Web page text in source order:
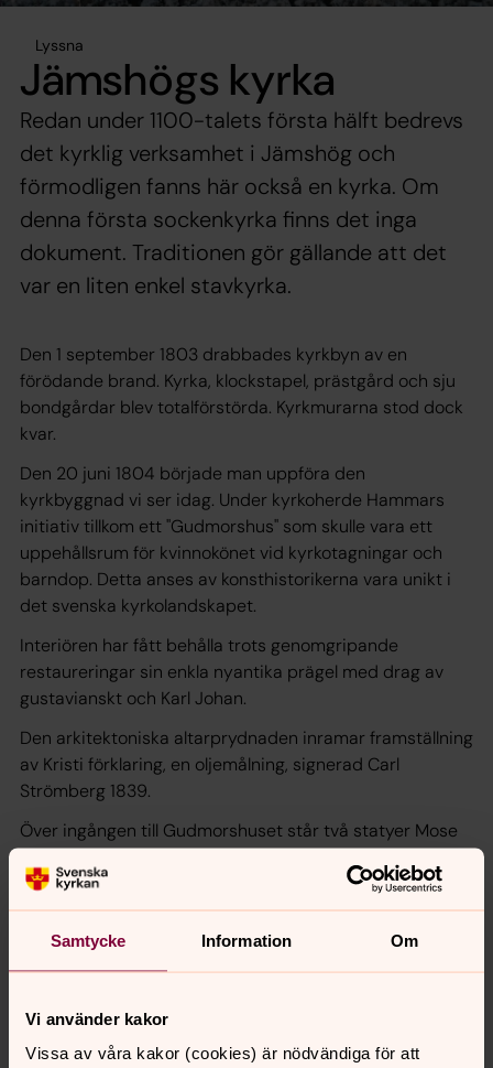
Samtycke Information Om
Vi använder kakor
Vissa av våra kakor (cookies) är nödvändiga för att
Lyssna
Jämshögs kyrka
Redan under 1100-talets första hälft bedrevs
det kyrklig verksamhet i Jämshög och
förmodligen fanns här också en kyrka. Om
denna första sockenkyrka finns det inga
dokument. Traditionen gör gällande att det
var en liten enkel stavkyrka.
Den 1 september 1803 drabbades kyrkbyn av en
förödande brand. Kyrka, klockstapel, prästgård och sju
bondgårdar blev totalförstörda. Kyrkmurarna stod dock
kvar.
Den 20 juni 1804 började man uppföra den
kyrkbyggnad vi ser idag. Under kyrkoherde Hammars
initiativ tillkom ett "Gudmorshus" som skulle vara ett
uppehållsrum för kvinnokönet vid kyrkotagningar och
barndop. Detta anses av konsthistorikerna vara unikt i
det svenska kyrkolandskapet.
Interiören har fått behålla trots genomgripande
restaureringar sin enkla nyantika prägel med drag av
gustavianskt och Karl Johan.
Den arkitektoniska altarprydnaden inramar framställning
av Kristi förklaring, en oljemålning, signerad Carl
Strömberg 1839.
Över ingången till Gudmorshuset står två statyer Mose
och Johannes ur en altaruppsats från 1600-talet.
Krucifixet kommer från 1400-talet eller tidigt 1500-tal.
2012 genomfördes en omfattande renovering då den
Lunds stift har tagit fram ljudguide för Jämshögs kyrka.